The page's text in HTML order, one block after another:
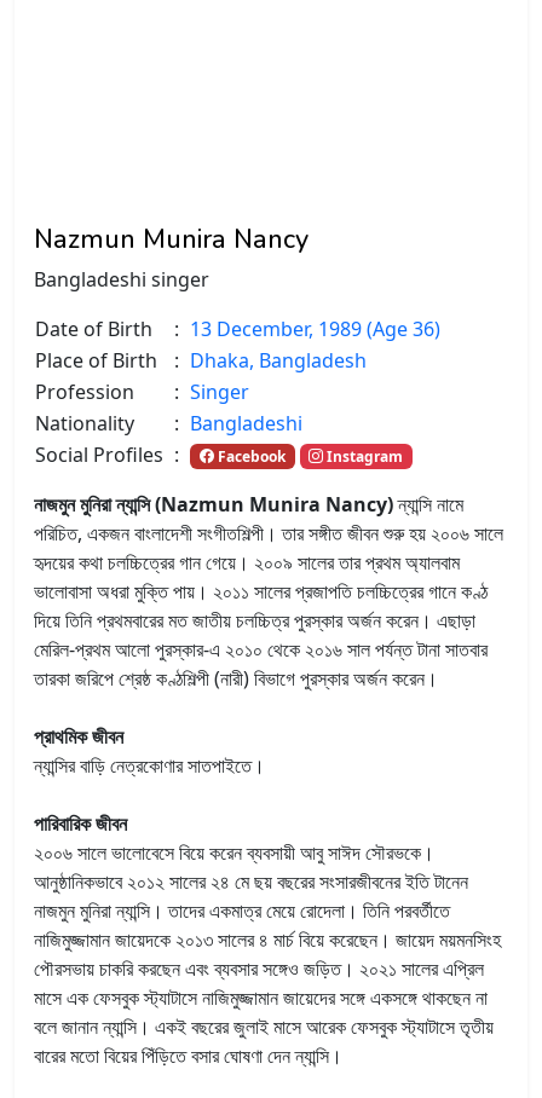
Nazmun Munira Nancy
Bangladeshi singer
Date of Birth
: 13 December, 1989 (Age 36)
Place of Birth
: Dhaka, Bangladesh
Profession
: Singer
Nationality
: Bangladeshi
Social Profiles : Facebook Instagram
নাজমুন মুনিরা ন্যান্সি (Nazmun Munira Nancy)ন্যান্সি নামে
পরিচিত, একজন বাংলাদেশী সংগীতশিল্পী। তার সঙ্গীত জীবন শুরু হয় ২০০৬ সালে
হৃদয়ের কথা চলচ্চিত্রের গান গেয়ে। ২০০৯ সালের তার প্রথম অ্যালবাম
ভালোবাসা অধরা মুক্তি পায়। ২০১১ সালের প্রজাপতি চলচ্চিত্রের গানে কণ্ঠ
দিয়ে তিনি প্রথমবারের মত জাতীয় চলচ্চিত্র পুরস্কার অর্জন করেন। এছাড়া
মেরিল-প্রথম আলো পুরস্কার-এ ২০১০ থেকে ২০১৬ সাল পর্যন্ত টানা সাতবার
তারকা জরিপে শ্রেষ্ঠ কণ্ঠশিল্পী (নারী) বিভাগে পুরস্কার অর্জন করেন।
প্রাথমিক জীবন
ন্যান্সির বাড়ি নেত্রকোণার সাতপাইতে।
পারিবারিক জীবন
২০০৬ সালে ভালোবেসে বিয়ে করেন ব্যবসায়ী আবু সাঈদ সৌরভকে।
আনুষ্ঠানিকভাবে ২০১২ সালের ২৪ মে ছয় বছরের সংসারজীবনের ইতি টানেন
নাজমুন মুনিরা ন্যান্সি। তাদের একমাত্র মেয়ে রোদেলা। তিনি পরবর্তীতে
নাজিমুজ্জামান জায়েদকে ২০১৩ সালের ৪ মার্চ বিয়ে করেছেন। জায়েদ ময়মনসিংহ
পৌরসভায় চাকরি করছেন এবং ব্যবসার সঙ্গেও জড়িত। ২০২১ সালের এপ্রিল
মাসে এক ফেসবুক স্ট্যাটাসে নাজিমুজ্জামান জায়েদের সঙ্গে একসঙ্গে থাকছেন না
বলে জানান ন্যান্সি। একই বছরের জুলাই মাসে আরেক ফেসবুক স্ট্যাটাসে তৃতীয়
বারের মতো বিয়ের পিঁড়িতে বসার ঘোষণা দেন ন্যান্সি।